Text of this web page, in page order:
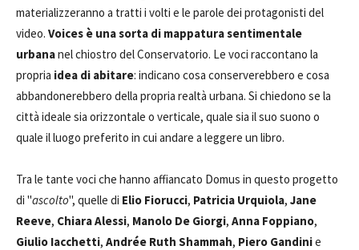
materializzeranno a tratti i volti e le parole dei protagonisti del
video. Voices è una sorta di mappatura sentimentale
urbananel chiostro del Conservatorio. Le voci raccontano la
propria idea di abitare: indicano cosa conserverebbero e cosa
abbandonerebbero della propria realtà urbana. Si chiedono se la
città ideale sia orizzontale o verticale, quale sia il suo suono o
quale il luogo preferito in cui andare a leggere un libro.
Tra le tante voci che hanno affiancato Domus in questo progetto
di "ascolto", quelle di Elio Fiorucci, Patricia Urquiola, Jane
Reeve, Chiara Alessi, Manolo De Giorgi, Anna Foppiano,
Giulio Iacchetti, Andrée Ruth Shammah, Piero Gandinie